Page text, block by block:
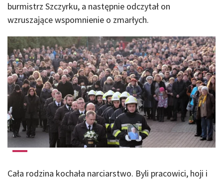
burmistrz Szczyrku, a następnie odczytał on
wzruszające wspomnienie o zmarłych.
Cała rodzina kochała narciarstwo. Byli pracowici, hoji i